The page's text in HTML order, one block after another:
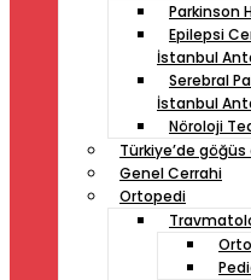
Parkinson
Epilepsi
İstanbul
Serebral
İstanbul
Nöroloji
Türkiye’de
Genel Cerrahi
Ortopedi